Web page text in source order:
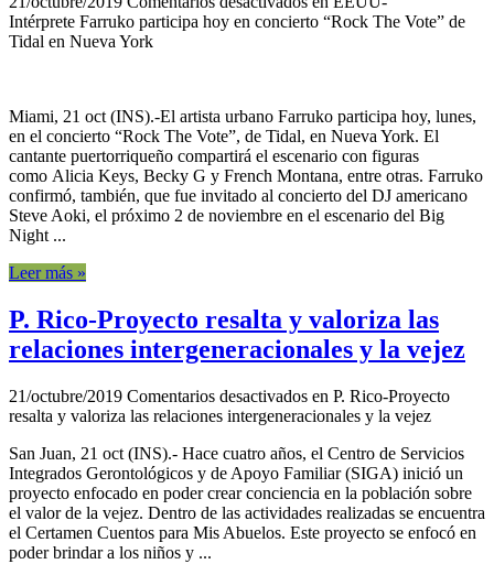
Intérprete Farruko participa hoy en concierto “Rock The Vote” de
Tidal en Nueva York
Miami, 21 oct (INS).-El artista urbano Farruko participa hoy, lunes,
en el concierto “Rock The Vote”, de Tidal, en Nueva York. El
cantante puertorriqueño compartirá el escenario con figuras
como Alicia Keys, Becky G y French Montana, entre otras. Farruko
confirmó, también, que fue invitado al concierto del DJ americano
Steve Aoki, el próximo 2 de noviembre en el escenario del Big
Night ...
Leer más »
P. Rico-Proyecto resalta y valoriza las
relaciones intergeneracionales y la vejez
21/octubre/2019 Comentarios desactivados en P. Rico-Proyecto
resalta y valoriza las relaciones intergeneracionales y la vejez
San Juan, 21 oct (INS).- Hace cuatro años, el Centro de Servicios
Integrados Gerontológicos y de Apoyo Familiar (SIGA) inició un
proyecto enfocado en poder crear conciencia en la población sobre
el valor de la vejez. Dentro de las actividades realizadas se encuentra
el Certamen Cuentos para Mis Abuelos. Este proyecto se enfocó en
poder brindar a los niños y ...